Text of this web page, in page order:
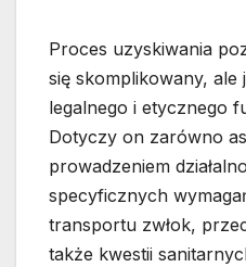
Proces uzyskiwania
się skomplikowany, ale
legalnego i etycznego
Dotyczy on zarówno
prowadzeniem
specyficznych
transportu zwłok,
także kwestii